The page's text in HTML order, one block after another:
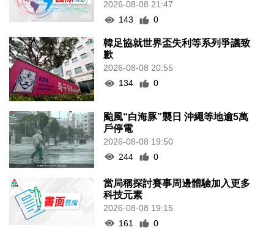
2026-08-08 21:47
143
0
韓足協就世界盃失利等系列爭議致
歉
2026-08-08 20:55
134
0
颱風“白海豚”襲日 沖繩等地逾5萬
戶停電
2026-08-08 19:50
244
0
當局稱探討賽事周邊體驗加入更多
科技元素
2026-08-08 19:15
161
0